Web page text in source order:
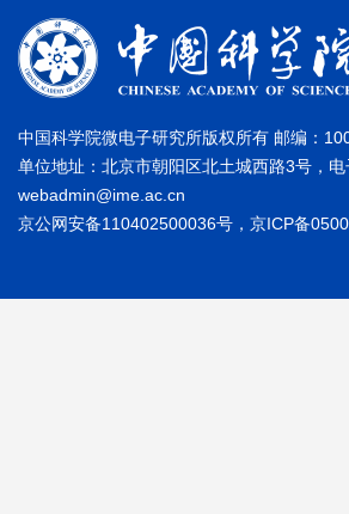
中国科学院微电子研究所版权所有 邮编：
单位地址：北京市朝阳区北土城西路3号，电
webadmin@ime.ac.cn
京公网安备110402500036号，京ICP备